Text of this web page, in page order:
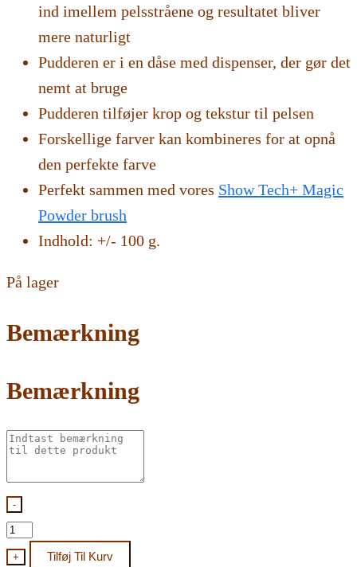
ind imellem pelsstråene og resultatet bliver
mere naturligt
Pudderen er i en dåse med dispenser, der gør det
nemt at bruge
Pudderen tilføjer krop og tekstur til pelsen
Forskellige farver kan kombineres for at opnå
den perfekte farve
Perfekt sammen med vores Show Tech+ Magic
Powder brush
Indhold: +/- 100 g.
På lager
Bemærkning
Bemærkning
-
Show
Tech
+ Tilføj Til Kurv